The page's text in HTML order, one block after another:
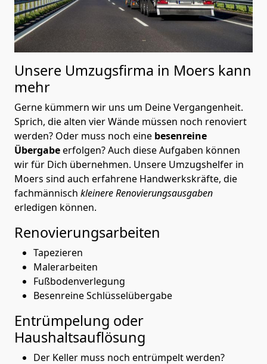
Unsere Umzugsfirma in Moers kann
mehr
Gerne kümmern wir uns um Deine Vergangenheit.
Sprich, die alten vier Wände müssen noch renoviert
werden? Oder muss noch eine besenreine
Übergabeerfolgen? Auch diese Aufgaben können
wir für Dich übernehmen. Unsere Umzugshelfer in
Moers sind auch erfahrene Handwerkskräfte, die
fachmännisch kleinere Renovierungsausgaben
erledigen können.
Renovierungsarbeiten
Tapezieren
Malerarbeiten
Fußbodenverlegung
Besenreine Schlüsselübergabe
Entrümpelung oder
Haushaltsauflösung
Der Keller muss noch entrümpelt werden?